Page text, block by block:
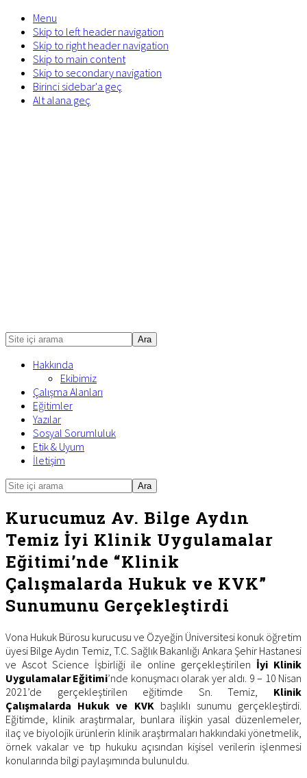
Menu
Skip to left header navigation
Skip to right header navigation
Skip to main content
Skip to secondary navigation
Birinci sidebar'a geç
Alt alana geç
Site
arama Hakkında
Ekibimiz
Çalışma Alanları
Eğitimler
Yazılar
Sosyal Sorumluluk
Etik & Uyum
İletişim
Mobile
Menu
Site
arama
Kurucumuz Av. Bilge Aydın
Temiz İyi Klinik Uygulamalar
Eğitimi’nde “Klinik
Çalışmalarda Hukuk ve KVK”
Sunumunu Gerçekleştirdi
Vona Hukuk Bürosu kurucusu ve Özyeğin Üniversitesi konuk öğretim
üyesi Bilge Aydın Temiz, T.C. Sağlık Bakanlığı Ankara Şehir Hastanesi
ve Ascot Science İşbirliği ile online gerçekleştirilen İyi Klinik
Uygulamalar Eğitimi’nde konuşmacı olarak yer aldı. 9 – 10 Nisan
2021’de gerçekleştirilen eğitimde Sn. Temiz, Klinik
Çalışmalarda Hukuk ve KVK başlıklı sunumu gerçekleştirdi.
Eğitimde, klinik araştırmalar, bunlara ilişkin yasal düzenlemeler,
ilaç ve biyolojik ürünlerin klinik araştırmaları hakkındaki yönetmelik,
örnek vakalar ve tıp hukuku açısından kişisel verilerin işlenmesi
konularında bilgi paylaşımında bulunuldu.